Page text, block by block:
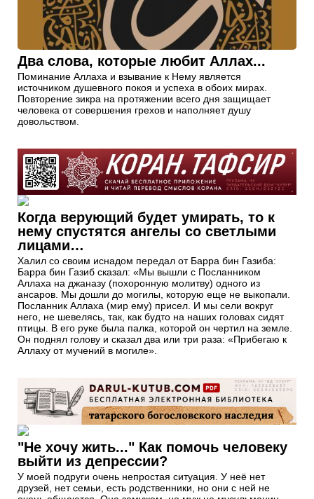
Два слова, которые любит Аллах...
Поминание Аллаха и взывание к Нему является
источником душевного покоя и успеха в обоих мирах.
Повторение зикра на протяжении всего дня защищает
человека от совершения грехов и наполняет душу
довольством.
Когда верующий будет умирать, то к
нему спустятся ангелы со светлыми
лицами…
Халил со своим иснадом передал от Барра бин Газиба:
Барра бин Газиб сказал: «Мы вышли с Посланником
Аллаха на джаназу (похоронную молитву) одного из
ансаров. Мы дошли до могилы, которую еще не выкопали.
Посланник Аллаха (мир ему) присел. И мы сели вокруг
него, не шевелясь, так, как будто на наших головах сидят
птицы. В его руке была палка, которой он чертил на земле.
Он поднял голову и сказал два или три раза: «Прибегаю к
Аллаху от мучений в могиле».
"Не хочу жить..." Как помочь человеку
выйти из депрессии?
У моей подруги очень непростая ситуация. У неё нет
друзей, нет семьи, есть родственники, но они с ней не